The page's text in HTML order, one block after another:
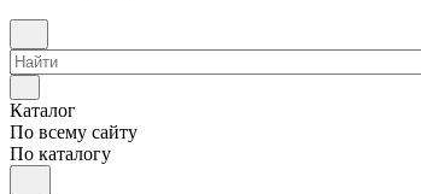
Каталог
По всему сайту
По каталогу